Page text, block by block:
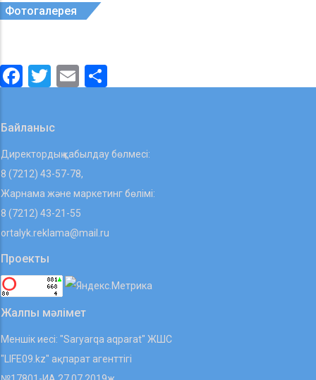
Фотогалерея
Facebook
Twitter
Email
Байланыс
Директордың қабылдау бөлмесі:
8 (7212) 43-57-78,
Жарнама және маркетинг бөлімі:
8 (7212) 43-21-55
ortalyk.reklama@mail.ru
Проекты
Жалпы мәлімет
Меншік иесі: "Saryarqa aqparat" ЖШС
"LIFE09.kz" ақпарат агенттігі